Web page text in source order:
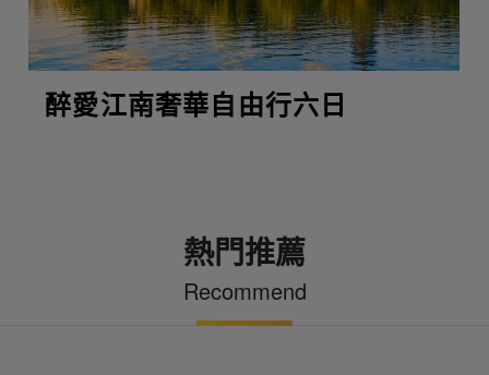
醉愛江南奢華自由行六日
熱門推薦
Recommend